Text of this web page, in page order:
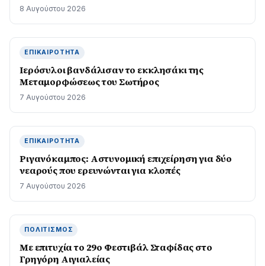
8 Αυγούστου 2026
ΕΠΙΚΑΙΡΌΤΗΤΑ
Ιερόσυλοι βανδάλισαν το εκκλησάκι της
Μεταμορφώσεως του Σωτήρος
7 Αυγούστου 2026
ΕΠΙΚΑΙΡΌΤΗΤΑ
Ριγανόκαμπος: Αστυνομική επιχείρηση για δύο
νεαρούς που ερευνώνται για κλοπές
7 Αυγούστου 2026
ΠΟΛΙΤΙΣΜΌΣ
Με επιτυχία το 29ο Φεστιβάλ Σταφίδας στο
Γρηγόρη Aιγιαλείας